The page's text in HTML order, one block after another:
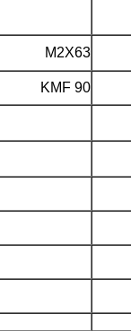
M2X63
KMF 90